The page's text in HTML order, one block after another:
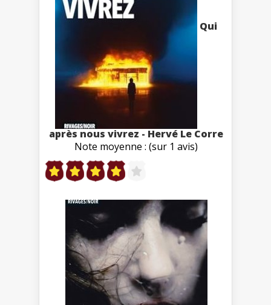
Qui
après nous vivrez - Hervé Le Corre
Note moyenne : (sur 1 avis)